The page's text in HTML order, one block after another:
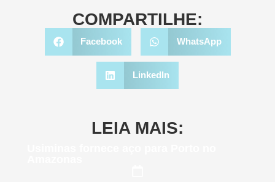
COMPARTILHE:
Facebook WhatsApp
LinkedIn
LEIA MAIS: